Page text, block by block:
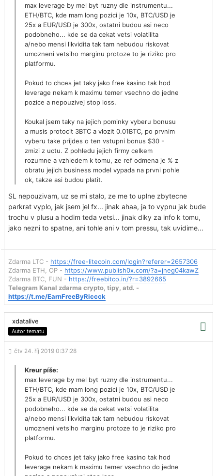
max leverage by mel byt ruzny dle instrumentu...
ETH/BTC, kde mam long pozici je 10x, BTC/USD je
25x a EUR/USD je 300x, ostatni budou asi neco
podobneho... kde se da cekat vetsi volatilita
a/nebo mensi likvidita tak tam nebudou riskovat
umozneni vetsiho marginu protoze to je riziko pro
platformu.
Pokud to chces jet taky jako free kasino tak hod
leverage nekam k maximu temer vsechno do jedne
pozice a nepouzivej stop loss.
Koukal jsem taky na jejich pominky vyberu bonusu
a musis protocit 3BTC a vlozit 0.01BTC, po prvnim
vyberu take prijdes o ten vstupni bonus $30 -
zmizi z uctu. Z pohledu jejich firmy celkem
rozumne a vzhledem k tomu, ze ref odmena je % z
obratu jejich business model vypada na prvni pohle
ok, takze asi budou platit.
SL nepouzivam, uz se mi stalo, ze me to uplne zbytecne
parkrat vyplo, jak jsem jel fx... jinak ahaa, ja to vypnu jak bude
trochu v plusu a hodim teda vetsi... jinak diky za info k tomu,
jako nezni to spatne, ani tohle ani v tom pressu, tak uvidime...
Zdarma LTC - https://free-litecoin.com/login?referer=2657306
Zdarma ETH, OP - https://www.publish0x.com/?a=jneg04kawZ
Zdarma BTC, FUN - https://freebitco.in/?r=3892665
Telegram Kanal zdarma crypto, tipy, atd. -
https://t.me/EarnFreeByRiccck
xdatalive
Autor tematu
čtv 24. říj 2019 0:37:28
Kreur píše:
max leverage by mel byt ruzny dle instrumentu...
ETH/BTC, kde mam long pozici je 10x, BTC/USD je
25x a EUR/USD je 300x, ostatni budou asi neco
podobneho... kde se da cekat vetsi volatilita
a/nebo mensi likvidita tak tam nebudou riskovat
umozneni vetsiho marginu protoze to je riziko pro
platformu.
Pokud to chces jet taky jako free kasino tak hod
leverage nekam k maximu temer vsechno do jedne